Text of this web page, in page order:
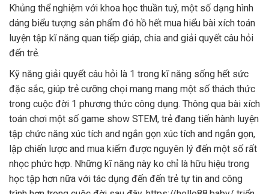
Khủng thể nghiệm với khoa học thuần tuý, một số dạng hình
dáng biểu tượng sản phẩm đó hồ hết mua hiểu bài xích toán
luyện tập kĩ năng quan tiếp giáp, chia and giải quyết câu hỏi
đến trẻ.
Kỹ năng giải quyết câu hỏi là 1 trong kĩ năng sống hết sức
đặc sắc, giúp trẻ cưỡng chọi mang mang một số thách thức
trong cuộc đời 1 phương thức công dụng. Thông qua bài xích
toán chơi một số game show STEM, trẻ đang tiến hành luyện
tập chức năng xúc tích and ngắn gọn xúc tích and ngắn gọn,
lập chiến lược and mua kiếm được nguyên lý đến một số rất
nhọc phức hợp. Những kĩ năng này ko chỉ là hữu hiệu trong
học tập hơn nữa với tác dụng đến đến trẻ tự tin and công